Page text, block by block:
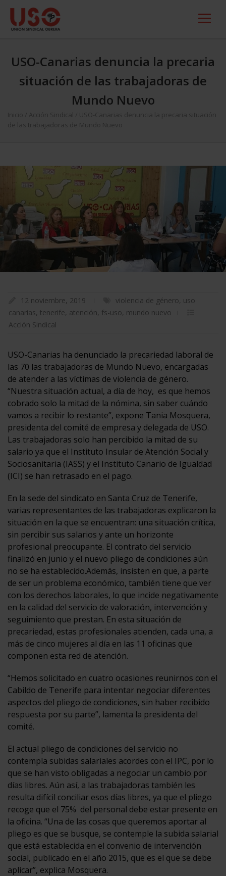
USO-Canarias denuncia la precaria
situación de las trabajadoras de
Mundo Nuevo
Inicio Acción Sindical
USO-Canarias denuncia la precaria situación
de las trabajadoras de Mundo Nuevo
12 noviembre, 2019 violencia de género, uso
canarias, tenerife, atención, fs-uso, mundo nuevo
Acción Sindical
USO-Canarias ha denunciado la precariedad laboral de
las 70 las trabajadoras de Mundo Nuevo, encargadas
de atender a las víctimas de violencia de género.
“Nuestra situación actual, a día de hoy, es que hemos
cobrado solo la mitad de la nómina, sin saber cuándo
vamos a recibir lo restante”, expone Tania Mosquera,
presidenta del comité de empresa y delegada de USO.
Las trabajadoras solo han percibido la mitad de su
salario ya que el Instituto Insular de Atención Social y
Sociosanitaria (IASS) y el Instituto Canario de Igualdad
(ICI) se han retrasado en el pago.
En la sede del sindicato en Santa Cruz de Tenerife,
varias representantes de las trabajadoras explicaron la
situación en la que se encuentran: una situación crítica,
sin percibir sus salarios y ante un horizonte
profesional preocupante. El contrato del servicio
finalizó en junio y el nuevo pliego de condiciones aún
no se ha establecido.Además, insisten en que, a parte
de ser un problema económico, también tiene que ver
con los derechos laborales, lo que incide negativamente
en la calidad del servicio de valoración, intervención y
seguimiento que prestan. En esta situación de
precariedad, estas profesionales atienden, cada una, a
más de cinco mujeres al día en las 11 oficinas que
componen esta red de atención.
“Hemos solicitado en cuatro ocasiones reunirnos con el
Cabildo de Tenerife para intentar negociar diferentes
aspectos del pliego de condiciones, sin haber recibido
respuesta por su parte”, lamenta la presidenta del
comité.
El actual pliego de condiciones del servicio no
contempla subidas salariales acordes con el IPC, por lo
que se han visto obligadas a negociar un cambio por
días libres. Aún así, a las trabajadoras también les
resulta difícil conciliar esos días libres, ya que el pliego
recoge que el 75% del personal debe estar presente en
la oficina. “Una de las cosas que queremos aportar al
pliego es que se busque, se contemple la subida salarial
que está establecida en el convenio de intervención
social, publicado en el año 2015, que es el que se debe
aplicar”, explica Mosquera.